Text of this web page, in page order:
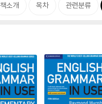
책소개 목차 관련분류